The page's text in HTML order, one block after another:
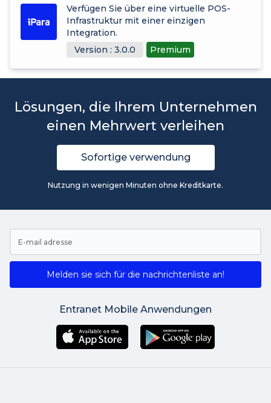
Verfügen Sie über eine virtuelle POS-
Infrastruktur mit einer einzigen
Integration.
Version : 3.0.0
Premium
Lösungen, die Ihrem Unternehmen
einen Mehrwert verleihen
Sofortige verwendung
Nutzung in wenigen Minuten ohne Kreditkarte.
Melden sie sich für die nachrichtenliste an!
Entranet Mobile Anwendungen